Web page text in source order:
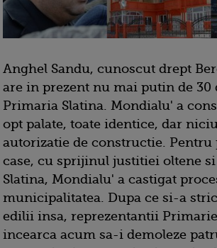
Anghel Sandu, cunoscut drept
are in prezent nu mai putin de 30
Primaria Slatina. Mondialu' a
opt palate, toate identice, dar
autorizatie de constructie.
case, cu sprijinul justitiei oltene
Slatina, Mondialu' a castigat
municipalitatea. Dupa ce si-a
edilii insa, reprezentantii
incearca acum sa-i demoleze